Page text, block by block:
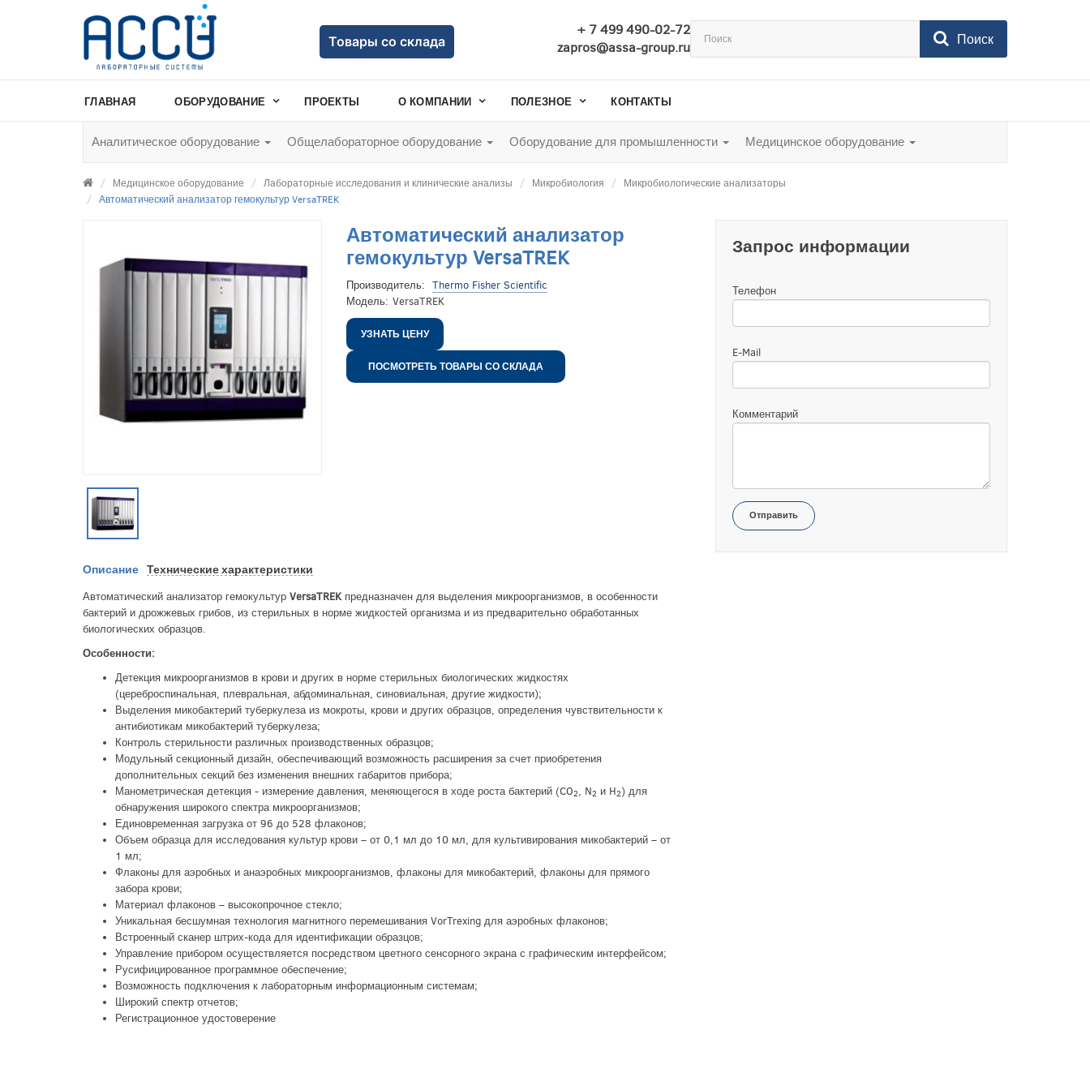
Товары со склада
+ 7 499 490-02-72
zapros@assa-group.ru
Поиск
ГЛАВНАЯ ОБОРУДОВАНИЕ ПРОЕКТЫ О КОМПАНИИ ПОЛЕЗНОЕ КОНТАКТЫ
Аналитическое оборудование Общелабораторное оборудование Оборудование для промышленности Медицинское оборудование
Медицинское оборудование Лабораторные исследования и клинические анализы Микробиология
Микробиологические анализаторы
Автоматический анализатор гемокультур VersaTREK
Автоматический анализатор
гемокультур VersaTREK
Производитель: Thermo Fisher Scientific
Модель: VersaTREK
УЗНАТЬ ЦЕНУ
ПОСМОТРЕТЬ ТОВАРЫ СО СКЛАДА
Описание Технические характеристики
Автоматический анализатор гемокультур VersaTREKпредназначен для выделения микроорганизмов, в особенности
бактерий и дрожжевых грибов, из стерильных в норме жидкостей организма и из предварительно обработанных
биологических образцов.
Особенности:
Детекция микроорганизмов в крови и других в норме стерильных биологических жидкостях
(цереброспинальная, плевральная, абдоминальная, синовиальная, другие жидкости);
Выделения микобактерий туберкулеза из мокроты, крови и других образцов, определения чувствительности к
антибиотикам микобактерий туберкулеза;
Контроль стерильности различных производственных образцов;
Модульный секционный дизайн, обеспечивающий возможность расширения за счет приобретения
дополнительных секций без изменения внешних габаритов прибора;
Манометрическая детекция - измерение давления, меняющегося в ходе роста бактерий (CO2, N2 и H2) для
обнаружения широкого спектра микроорганизмов;
Единовременная загрузка от 96 до 528 флаконов;
Объем образца для исследования культур крови – от 0,1 мл до 10 мл, для культивирования микобактерий – от
1 мл;
Флаконы для аэробных и анаэробных микроорганизмов, флаконы для микобактерий, флаконы для прямого
забора крови;
Материал флаконов – высокопрочное стекло;
Уникальная бесшумная технология магнитного перемешивания VorTrexing для аэробных флаконов;
Встроенный сканер штрих-кода для идентификации образцов;
Управление прибором осуществляется посредством цветного сенсорного экрана с графическим интерфейсом;
Русифицированное программное обеспечение;
Возможность подключения к лабораторным информационным системам;
Широкий спектр отчетов;
Регистрационное удостоверение
Запрос информации
Телефон
E-Mail
Комментарий
Отправить